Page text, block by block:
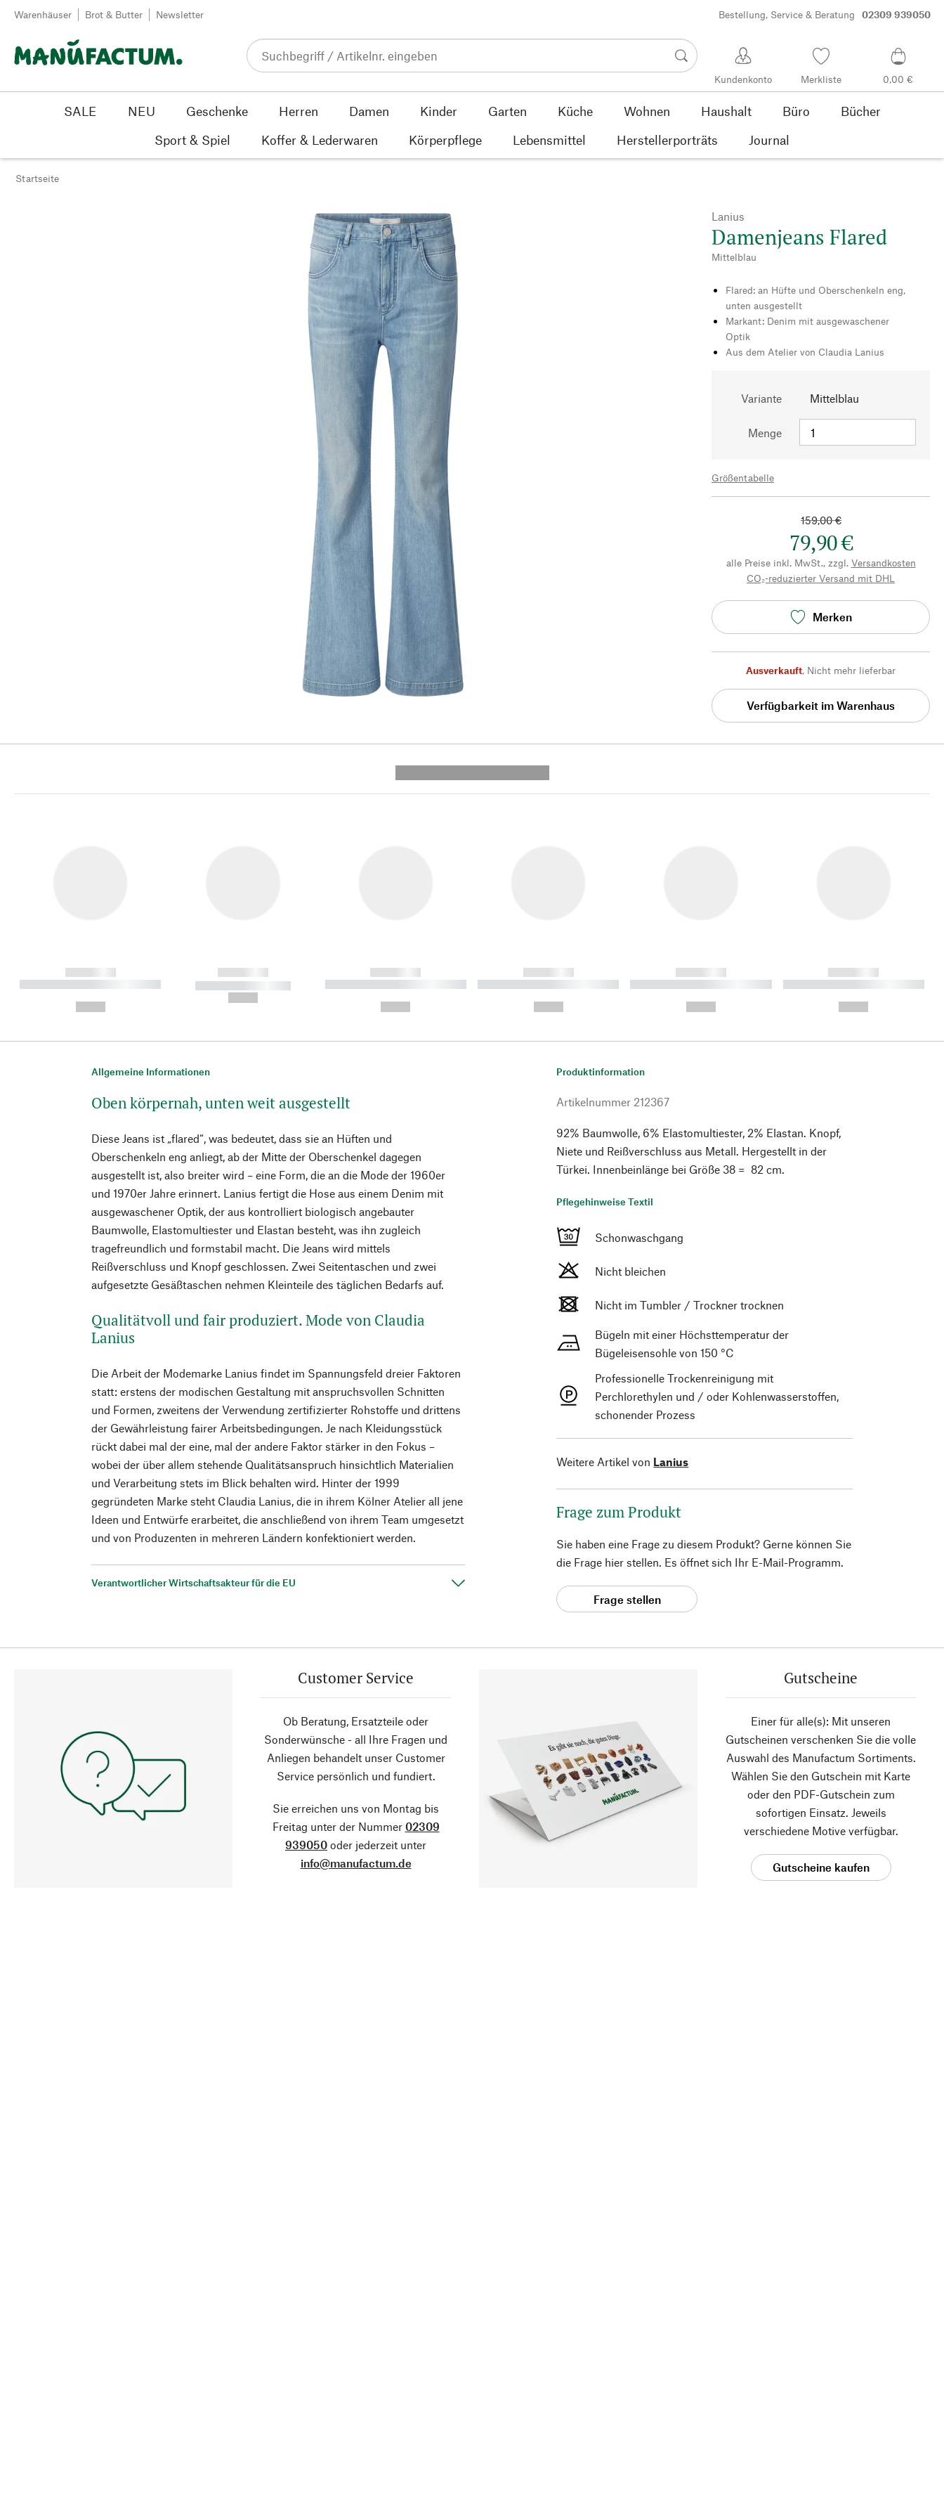
Zum Inhalt springen
Warenhäuser Brot & Butter Newsletter Bestellung, Service & Beratung 02309 939050
Kundenkonto Merkliste 0,00 €
SALE NEU Geschenke Herren Damen Kinder Garten Küche Wohnen Haushalt Büro
Bücher
Sport & Spiel
Koffer & Lederwaren Körperpflege Lebensmittel Herstellerporträts Journal
Startseite
Lanius
Damenjeans Flared
Mittelblau
Flared: an Hüfte und Oberschenkeln eng,
unten ausgestellt
Markant: Denim mit ausgewaschener
Optik
Aus dem Atelier von Claudia Lanius
Variante Mittelblau
Menge
Größentabelle
159,00 €
79,90 €
alle Preise inkl. MwSt., zzgl. Versandkosten
CO₂-reduzierter Versand mit DHL
Merken
Ausverkauft, Nicht mehr lieferbar
Verfügbarkeit im Warenhaus
------------
----------- ----------- ----------
------------
----------- -----------
------------
----------- ----------- ----------
------------
----------- ----------- ----------
------------
----------- ----------- ----------
------------
----------- ----------- ----------
Allgemeine Informationen
Oben körpernah, unten weit ausgestellt
Diese Jeans ist „flared“, was bedeutet, dass sie an Hüften und
Oberschenkeln eng anliegt, ab der Mitte der Oberschenkel dagegen
ausgestellt ist, also breiter wird – eine Form, die an die Mode der 1960er
und 1970er Jahre erinnert. Lanius fertigt die Hose aus einem Denim mit
ausgewaschener Optik, der aus kontrolliert biologisch angebauter
Baumwolle, Elastomultiester und Elastan besteht, was ihn zugleich
tragefreundlich und formstabil macht. Die Jeans wird mittels
Reißverschluss und Knopf geschlossen. Zwei Seitentaschen und zwei
aufgesetzte Gesäßtaschen nehmen Kleinteile des täglichen Bedarfs auf.
Qualitätvoll und fair produziert. Mode von Claudia
Lanius
Die Arbeit der Modemarke Lanius findet im Spannungsfeld dreier Faktoren
statt: erstens der modischen Gestaltung mit anspruchsvollen Schnitten
und Formen, zweitens der Verwendung zertifizierter Rohstoffe und drittens
der Gewährleistung fairer Arbeitsbedingungen. Je nach Kleidungsstück
rückt dabei mal der eine, mal der andere Faktor stärker in den Fokus –
wobei der über allem stehende Qualitätsanspruch hinsichtlich Materialien
und Verarbeitung stets im Blick behalten wird. Hinter der 1999
gegründeten Marke steht Claudia Lanius, die in ihrem Kölner Atelier all jene
Ideen und Entwürfe erarbeitet, die anschließend von ihrem Team umgesetzt
und von Produzenten in mehreren Ländern konfektioniert werden.
Verantwortlicher Wirtschaftsakteur für die EU
Produktinformation
Artikelnummer 212367
92% Baumwolle, 6% Elastomultiester, 2% Elastan. Knopf,
Niete und Reißverschluss aus Metall. Hergestellt in der
Türkei. Innenbeinlänge bei Größe 38 = 82 cm.
Pflegehinweise Textil
Schonwaschgang
Nicht bleichen
Nicht im Tumbler / Trockner trocknen
Bügeln mit einer Höchsttemperatur der
Bügeleisensohle von 150 °C
Professionelle Trockenreinigung mit
Perchlorethylen und / oder Kohlenwasserstoffen,
schonender Prozess
Weitere Artikel von Lanius
Frage zum Produkt
Sie haben eine Frage zu diesem Produkt? Gerne können Sie
die Frage hier stellen. Es öffnet sich Ihr E-Mail-Programm.
Frage stellen
Customer Service
Ob Beratung, Ersatzteile oder
Sonderwünsche - all Ihre Fragen und
Anliegen behandelt unser Customer
Service persönlich und fundiert.
Sie erreichen uns von Montag bis
Freitag unter der Nummer 02309
939050 oder jederzeit unter
info@manufactum.de
Gutscheine
Einer für alle(s): Mit unseren
Gutscheinen verschenken Sie die volle
Auswahl des Manufactum Sortiments.
Wählen Sie den Gutschein mit Karte
oder den PDF-Gutschein zum
sofortigen Einsatz. Jeweils
verschiedene Motive verfügbar.
Gutscheine kaufen